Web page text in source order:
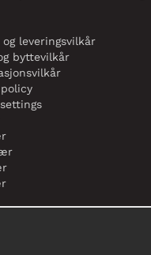
leveringsvilkår
byttevilkår